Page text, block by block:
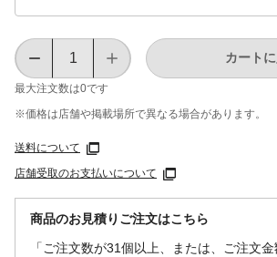
最大注文数は0です
カート
※価格は​店舗や​掲載場所で​異なる​場合が​あります。
送料について
店舗受取のお支払いについて
商品のお見積りご注文はこちら
「ご注文数が31個以上、または、ご注文